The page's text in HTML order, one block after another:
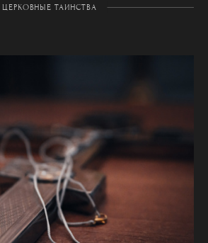
ЦЕРКОВНЫЕ ТАИНСТВА